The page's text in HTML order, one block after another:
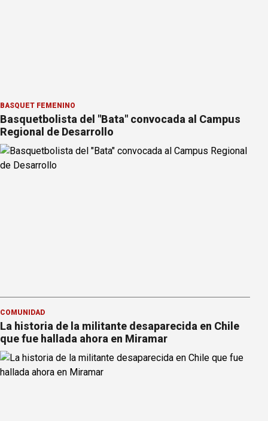
BÁSQUET FEMENINO
Basquetbolista del "Bata" convocada al Campus
Regional de Desarrollo
COMUNIDAD
La historia de la militante desaparecida en Chile
que fue hallada ahora en Miramar